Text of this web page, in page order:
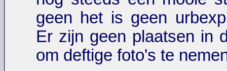
geen het is geen
Er zijn geen plaatsen in
om deftige foto's te